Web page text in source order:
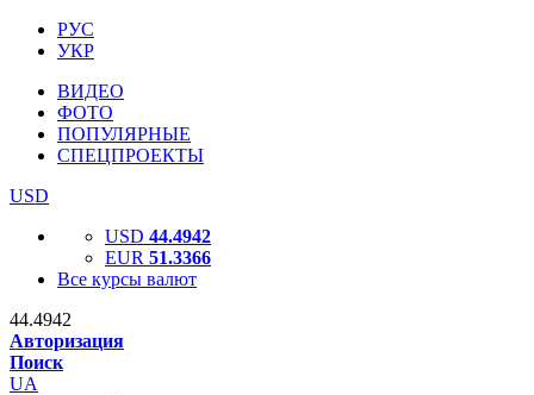
РУС
УКР
ВИДЕО
ФОТО
ПОПУЛЯРНЫЕ
СПЕЦПРОЕКТЫ
USD
USD 44.4942
EUR 51.3366
Все курсы валют
44.4942
Авторизация
Поиск
UA